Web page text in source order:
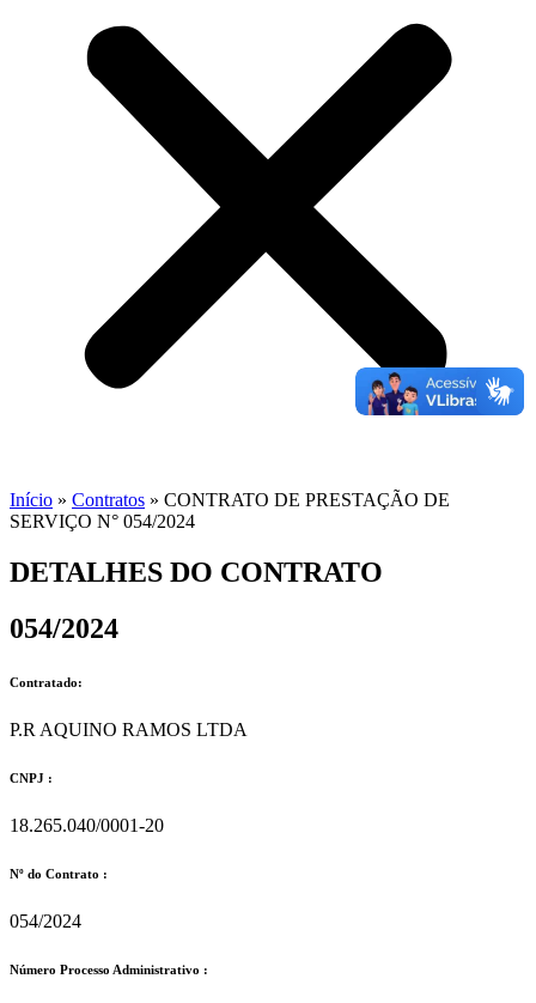
Início » Contratos » CONTRATO DE PRESTAÇÃO DE
SERVIÇO N° 054/2024
DETALHES DO CONTRATO​
054/2024
Contratado:
P.R AQUINO RAMOS LTDA
CNPJ :
18.265.040/0001-20
Nº do Contrato :
054/2024
Número Processo Administrativo :